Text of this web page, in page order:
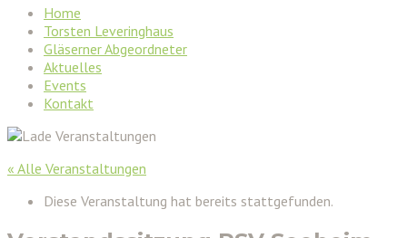
Home
Torsten Leveringhaus
Gläserner Abgeordneter
Aktuelles
Events
Kontakt
« Alle Veranstaltungen
Diese Veranstaltung hat bereits stattgefunden.